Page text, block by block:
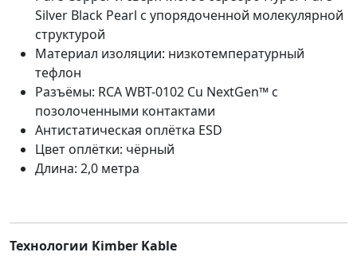
Silver Black Pearl с упорядоченной молекулярной
структурой
Материал изоляции: низкотемпературный
тефлон
Разъёмы: RCA WBT-0102 Cu NextGen™ с
позолоченными контактами
Антистатическая оплётка ESD
Цвет оплётки: чёрный
Длина: 2,0 метра
Технологии Kimber Kable